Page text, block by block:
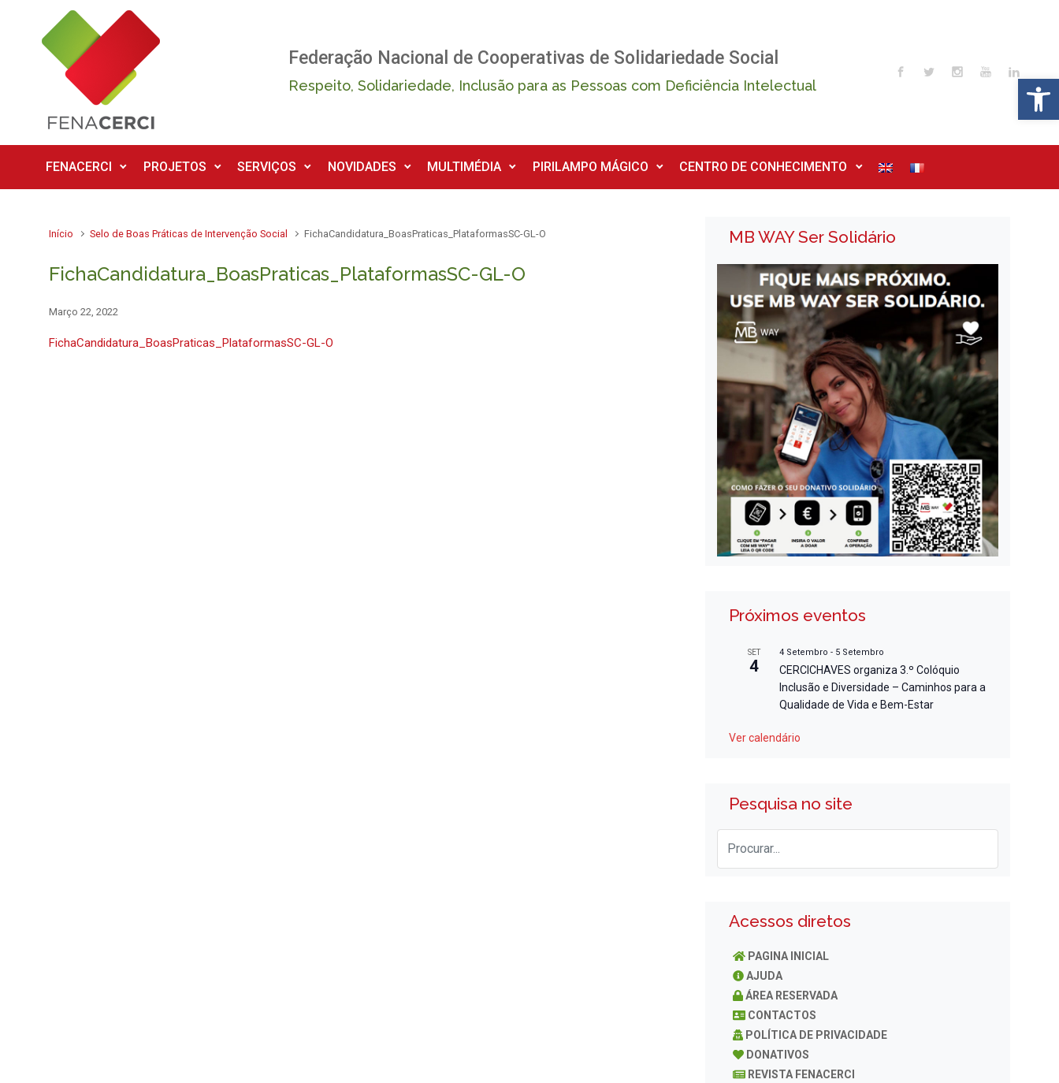
Skip to main content
Federação Nacional de Cooperativas de Solidariedade Social
Respeito, Solidariedade, Inclusão para as Pessoas com Deficiência Intelectual
FENACERCI PROJETOS SERVIÇOS NOVIDADES MULTIMÉDIA PIRILAMPO MÁGICO CENTRO DE CONHECIMENTO
Início Selo de Boas Práticas de Intervenção Social FichaCandidatura_BoasPraticas_PlataformasSC-GL-O
FichaCandidatura_BoasPraticas_PlataformasSC-GL-O
Março 22, 2022
FichaCandidatura_BoasPraticas_PlataformasSC-GL-O
MB WAY Ser Solidário
Próximos eventos
SET
4
4 Setembro - 5 Setembro
CERCICHAVES organiza 3.º Colóquio
Inclusão e Diversidade – Caminhos para a
Qualidade de Vida e Bem-Estar
Ver calendário
Pesquisa no site
Acessos diretos
PAGINA INICIAL
AJUDA
ÁREA RESERVADA
CONTACTOS
POLÍTICA DE PRIVACIDADE
DONATIVOS
REVISTA FENACERCI